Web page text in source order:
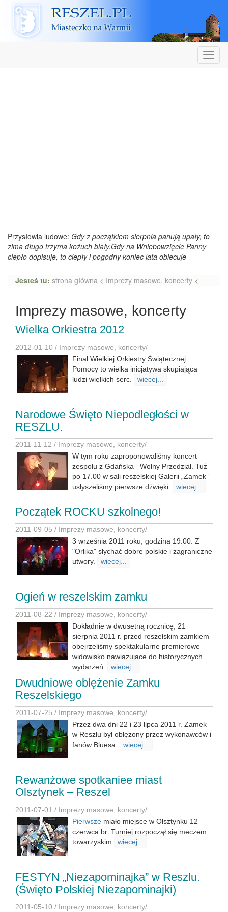
Reszel
Przysłowia ludowe: Gdy z początkiem sierpnia panują upały, to
zima długo trzyma kożuch biały.Gdy na Wniebowzięcie Panny
ciepło dopisuje, to ciepły i pogodny koniec lata obiecuje
Jesteś tu: strona główna < Imprezy masowe, koncerty <
Imprezy masowe, koncerty
Wielka Orkiestra 2012
2012-01-10 / Imprezy masowe, koncerty/
Finał Wielkiej Orkiestry Świątecznej
Pomocy to wielka inicjatywa skupiająca
ludzi wielkich serc.
wiecej...
Narodowe Święto Niepodległości w
RESZLU.
2011-11-12 / Imprezy masowe, koncerty/
W tym roku zaproponowaliśmy koncert
zespołu z Gdańska –Wolny Przedział. Tuż
po 17.00 w sali reszelskiej Galerii „Zamek”
usłyszeliśmy pierwsze dźwięki.
wiecej...
Początek ROCKU szkolnego!
2011-09-05 / Imprezy masowe, koncerty/
3 września 2011 roku, godzina 19:00. Z
"Orlika" słychać dobre polskie i zagraniczne
utwory.
wiecej...
Ogień w reszelskim zamku
2011-08-22 / Imprezy masowe, koncerty/
Dokładnie w dwusetną rocznicę, 21
sierpnia 2011 r. przed reszelskim zamkiem
obejrzeliśmy spektakularne premierowe
widowisko nawiązujące do historycznych
wydarzeń.
wiecej...
Dwudniowe oblężenie Zamku
Reszelskiego
2011-07-25 / Imprezy masowe, koncerty/
Przez dwa dni 22 i 23 lipca 2011 r. Zamek
w Reszlu był oblężony przez wykonawców i
fanów Bluesa.
wiecej...
Rewanżowe spotkaniee miast
Olsztynek – Reszel
2011-07-01 / Imprezy masowe, koncerty/
Pierwsze miało miejsce w Olsztynku 12
czerwca br. Turniej rozpoczął się meczem
towarzyskim
wiecej...
FESTYN „Niezapominajka” w Reszlu.
(Święto Polskiej Niezapominajki)
2011-05-10 / Imprezy masowe, koncerty/